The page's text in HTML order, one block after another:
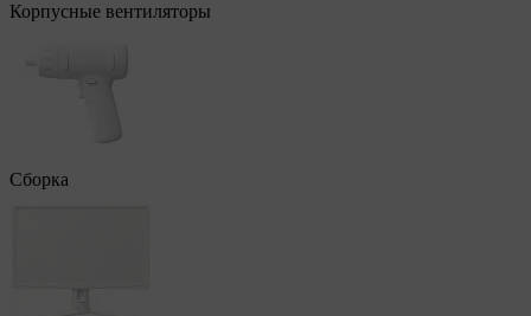
Корпусные вентиляторы
Сборка